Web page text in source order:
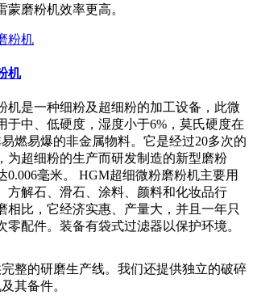
蒙磨粉机效率更高。
机
机是一种细粉及超细粉的加工设备，此微
于中、低硬度，湿度小于6%，莫氏硬度在
燃易爆的非金属物料。它是经过20多次的
为超细粉的生产而研发制造的新型磨粉
0.006毫米。 HGM超细微粉磨粉机主要用
方解石、滑石、涂料、颜料和化妆品行
相比，它经济实惠、产量大，并且一年只
零配件。装备有袋式过滤器以保护环境。
整的研磨生产线。我们还提供独立的破碎
其备件。